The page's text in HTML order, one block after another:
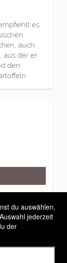
es
auch
aus der er
den
du auswählen,
jederzeit
der